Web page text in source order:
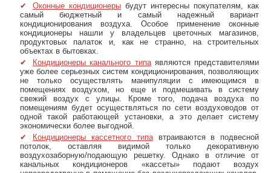
Оконные кондиционеры будут интересны покупателям, как
самый бюджетный и самый надежный вариант
кондиционирования воздуха. Особое применение оконные
кондиционеры нашли у владельцев цветочных магазинов,
продуктовых палаток и, как не странно, на строительных
объектах в бытовках.
Кондиционеры канального типаявляются представителями
уже более серьезных систем кондиционирования, позволяющих
не только осуществлять манипуляции с имеющимся в
помещениях воздухом, но еще и подмешивать в систему
свежий воздух с улицы. Кроме того, подача воздуха по
помещениям будет осуществляться по сети воздуховодов от
одной такой работающей установки, а это делает систему
экономически более выгодной.
Кондиционеры кассетного типавтраиваются в подвесной
потолок, оставляя видимой только декоративную
воздухозаборную/подающую решетку. Однако в отличие от
канальных кондиционеров «кассеты» подают воздух